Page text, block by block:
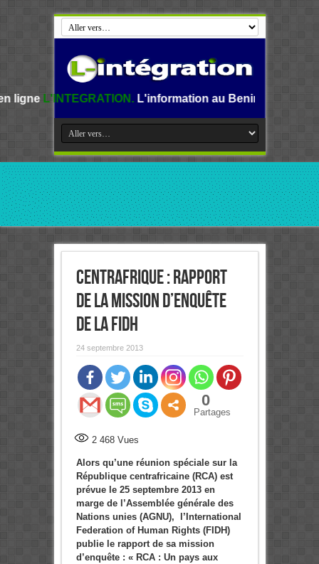
L'information au Benin, en Afrique et dans le
Centrafrique : Rapport
de la mission d’enquête
de la FIDH
24 septembre 2013
0
Partages
2 468Vues
Alors qu’une réunion spéciale sur la
République centrafricaine (RCA) est
prévue le 25 septembre 2013 en
marge de l’Assemblée générale des
Nations unies (AGNU), l’International
Federation of Human Rights (FIDH)
publie le rapport de sa mission
d’enquête : « RCA : Un pays aux